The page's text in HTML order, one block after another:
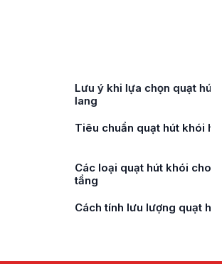
Lưu ý khi lựa chọn quạt hút khói hành
Tiêu chuẩn quạt hút khói hành lang
Các loại quạt hút khói cho tòa nhà cao
Cách tính lưu lượng quạt hút khói